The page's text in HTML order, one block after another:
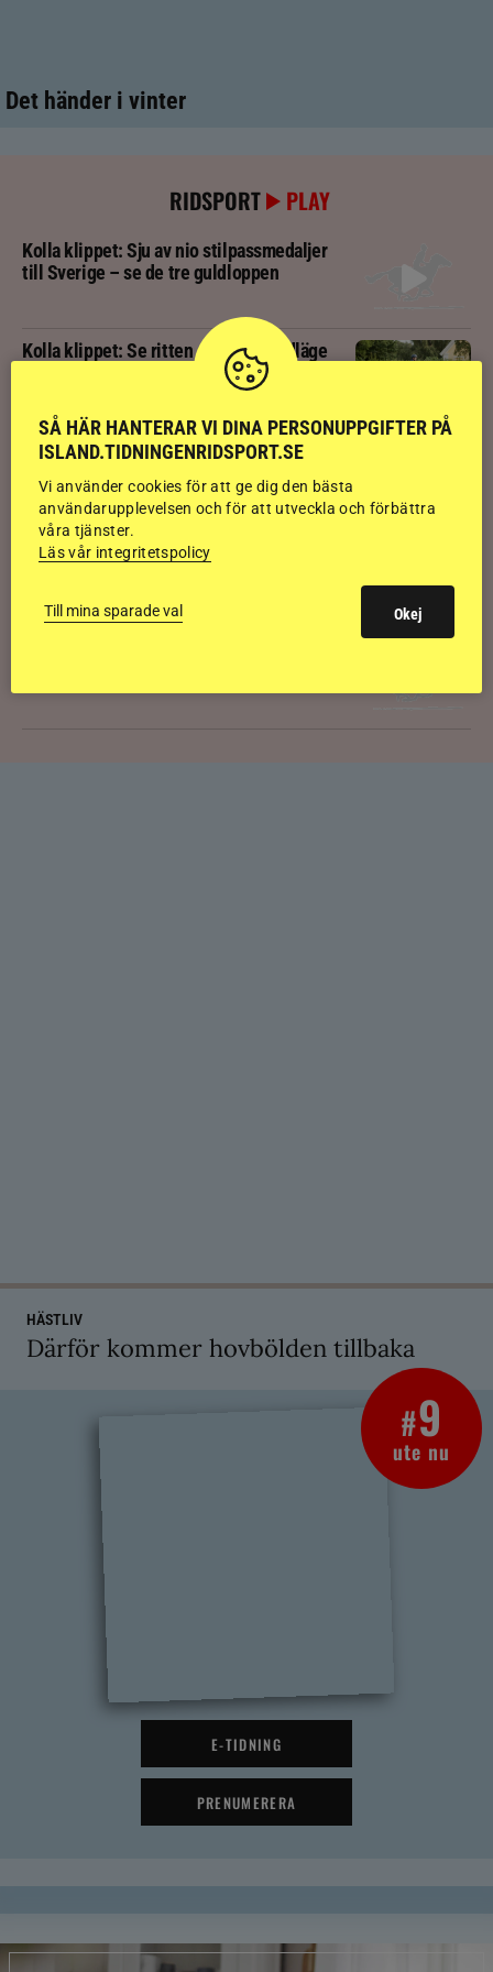
Det händer i vinter
RIDSPORT PLAY
Kolla klippet: Sju av nio stilpassmedaljer
till Sverige – se de tre guldloppen
Kolla klippet: Se ritten som gav guldläge
Kolla klippet: Svenskägda hingsten bäst
Kolla klippet: Gljátoppur-dotterns
HÄSTLIV
Därför kommer hovbölden tillbaka
#9
ute nu
E-TIDNING
PRENUMERERA
SÅ HÄR HANTERAR VI DINA PERSONUPPGIFTER PÅ
ISLAND.TIDNINGENRIDSPORT.SE
Vi använder cookies för att ge dig den bästa
användarupplevelsen och för att utveckla och förbättra
våra tjänster.
Läs vår integritetspolicy
Till mina sparade val Okej